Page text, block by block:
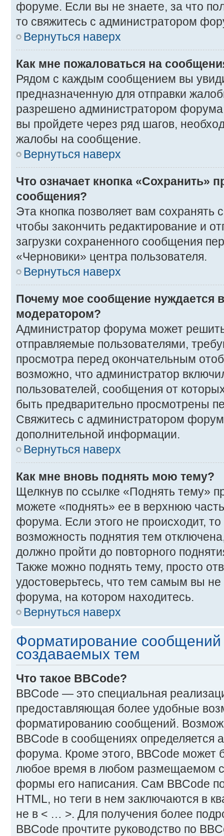
форуме. Если вы не знаете, за что
то свяжитесь с администратором
Вернуться наверх
Как мне пожаловаться на
Рядом с каждым сообщением вы
предназначенную для отправки
разрешено администратором
вы пройдете через ряд шагов,
жалобы на сообщение.
Вернуться наверх
Что означает кнопка «Сохранить»
сообщения?
Эта кнопка позволяет вам сохранять
чтобы закончить редактирование и
загрузки сохраненного сообщения
«Черновики» центра пользователя.
Вернуться наверх
Почему мое сообщение нуждается
модератором?
Администратор форума может
отправляемые пользователями,
просмотра перед окончательным
возможно, что администратор
пользователей, сообщения от
быть предварительно просмотрены
Свяжитесь с администратором
дополнительной информации.
Вернуться наверх
Как мне вновь поднять мою тему?
Щелкнув по ссылке «Поднять тему»
можете «поднять» ее в верхнюю
форума. Если этого не происходит, то
возможность поднятия тем
должно пройти до повторного
Также можно поднять тему, просто
удостоверьтесь, что тем самым вы
форума, на котором находитесь.
Вернуться наверх
Форматирование
создаваемых тем
Что такое BBCode?
BBCode — это специальная
предоставляющая более удобные
форматированию сообщений.
BBCode в сообщениях определяется
форума. Кроме этого, BBCode может
любое время в любом размещаемом
формы его написания. Сам BBCode
HTML, но теги в нем заключаются в
не в < … >. Для получения более
BBCode прочтите руководство по